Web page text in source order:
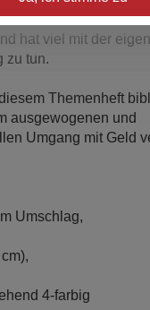
Schließlich ist Geld
hat viel mit der
zu tun.
Themenheft
ausgewogenen und
Umgang mit Geld
Umschlag,
4-farbig